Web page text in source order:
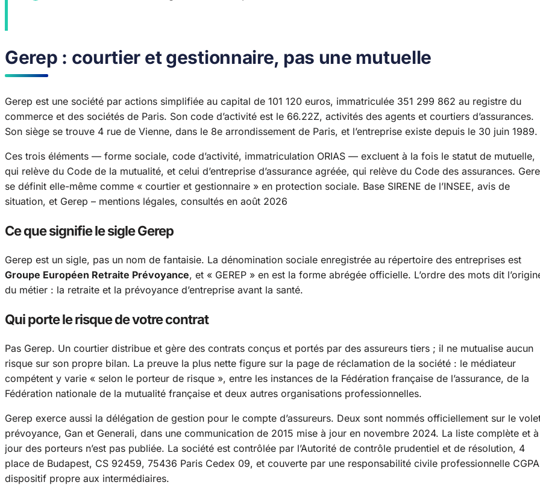
Gerep : courtier et gestionnaire, pas une mutuelle
Gerep est une société par actions simplifiée au capital de 101 120 euros, immatriculée 351 299 862 au registre du
commerce et des sociétés de Paris. Son code d’activité est le 66.22Z, activités des agents et courtiers d’assurances.
Son siège se trouve 4 rue de Vienne, dans le 8e arrondissement de Paris, et l’entreprise existe depuis le 30 juin 1989.
Ces trois éléments — forme sociale, code d’activité, immatriculation ORIAS — excluent à la fois le statut de mutuelle,
qui relève du Code de la mutualité, et celui d’entreprise d’assurance agréée, qui relève du Code des assurances.
se définit elle-même comme « courtier et gestionnaire » en protection sociale. Base SIRENE de l’INSEE, avis de
situation, et Gerep – mentions légales, consultés en août 2026
Ce que signifie le sigle Gerep
Gerep est un sigle, pas un nom de fantaisie. La dénomination sociale enregistrée au répertoire des entreprises est
Groupe Européen Retraite Prévoyance, et « GEREP » en est la forme abrégée officielle. L’ordre des mots dit
du métier : la retraite et la prévoyance d’entreprise avant la santé.
Qui porte le risque de votre contrat
Pas Gerep. Un courtier distribue et gère des contrats conçus et portés par des assureurs tiers ; il ne mutualise aucun
risque sur son propre bilan. La preuve la plus nette figure sur la page de réclamation de la société : le médiateur
compétent y varie « selon le porteur de risque », entre les instances de la Fédération française de l’assurance, de la
Fédération nationale de la mutualité française et deux autres organisations professionnelles.
Gerep exerce aussi la délégation de gestion pour le compte d’assureurs. Deux sont nommés officiellement sur le
prévoyance, Gan et Generali, dans une communication de 2015 mise à jour en novembre 2024. La liste complète et à
jour des porteurs n’est pas publiée. La société est contrôlée par l’Autorité de contrôle prudentiel et de résolution, 4
place de Budapest, CS 92459, 75436 Paris Cedex 09, et couverte par une responsabilité civile professionnelle
dispositif propre aux intermédiaires.